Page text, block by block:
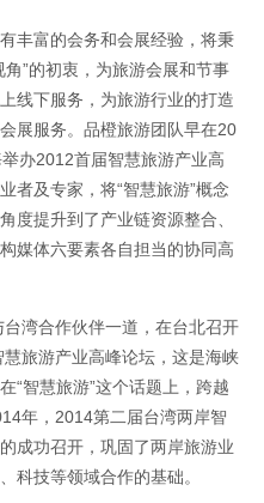
丰富的会务和会展经验，将秉
”的初衷，为旅游会展和节事
线下服务，为旅游行业的打造
展服务。品橙旅游团队早在20
办2012首届智慧旅游产业高
者及专家，将“智慧旅游”概念
度提升到了产业链资源整合、
媒体六要素各自担当的协同高
湾合作伙伴一道，在台北召开
旅游产业高峰论坛，这是海峡
“智慧旅游”这个话题上，跨越
年，2014第二届台湾两岸智
成功召开，巩固了两岸旅游业
科技等领域合作的基础。